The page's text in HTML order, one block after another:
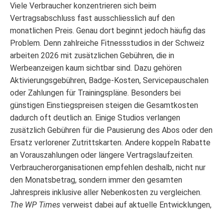
Viele Verbraucher konzentrieren sich beim
Vertragsabschluss fast ausschliesslich auf den
monatlichen Preis. Genau dort beginnt jedoch häufig das
Problem. Denn zahlreiche Fitnessstudios in der Schweiz
arbeiten 2026 mit zusätzlichen Gebühren, die in
Werbeanzeigen kaum sichtbar sind. Dazu gehören
Aktivierungsgebühren, Badge-Kosten, Servicepauschalen
oder Zahlungen für Trainingspläne. Besonders bei
günstigen Einstiegspreisen steigen die Gesamtkosten
dadurch oft deutlich an. Einige Studios verlangen
zusätzlich Gebühren für die Pausierung des Abos oder den
Ersatz verlorener Zutrittskarten. Andere koppeln Rabatte
an Vorauszahlungen oder längere Vertragslaufzeiten.
Verbraucherorganisationen empfehlen deshalb, nicht nur
den Monatsbetrag, sondern immer den gesamten
Jahrespreis inklusive aller Nebenkosten zu vergleichen.
The WP Times verweist dabei auf aktuelle Entwicklungen,